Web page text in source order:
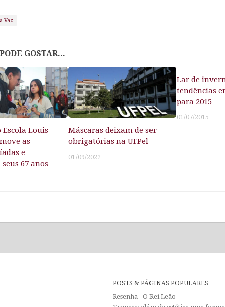
Vaz
GOSTAR...
Escola Louis
as
e
67 anos
Máscaras deixam de ser
obrigatórias na UFPel
01/09/2022
Lar de
tendências
para 2015
01/07/2015
POSTS & PÁGINAS POPULARES
Resenha - O Rei Leão